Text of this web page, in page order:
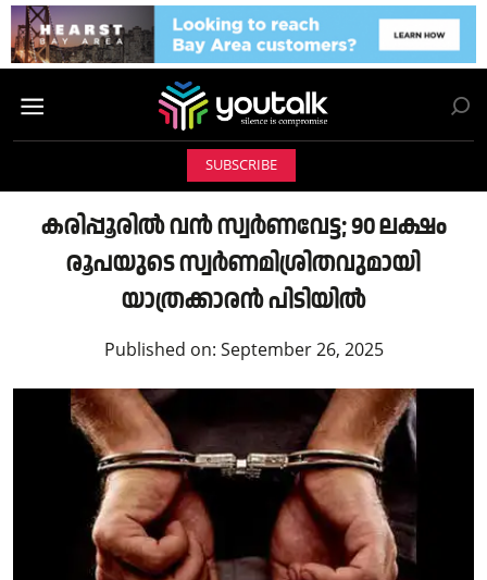
SUBSCRIBE
കരിപ്പൂരിൽ വൻ സ്വർണവേട്ട; 90 ലക്ഷം
രൂപയുടെ സ്വർണമിശ്രിതവുമായി
യാത്രക്കാരൻ പിടിയിൽ
Published on: September 26, 2025